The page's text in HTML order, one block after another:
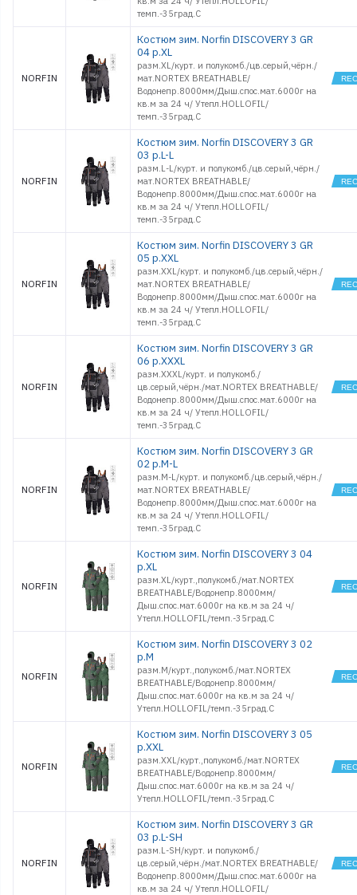
темп.-35град.С
NORFIN
Костюм зим. Norfin DISCOVERY 3 GR
04 р.XL
разм.XL/курт. и полукомб./цв.серый,чёрн./
мат.NORTEX BREATHABLE/
Водонепр.8000мм/Дыш.спос.мат.6000г на
кв.м за 24 ч/ Утепл.HOLLOFIL/
темп.-35град.С
NORFIN
Костюм зим. Norfin DISCOVERY 3 GR
03 р.L-L
разм.L-L/курт. и полукомб./цв.серый,чёрн./
мат.NORTEX BREATHABLE/
Водонепр.8000мм/Дыш.спос.мат.6000г на
кв.м за 24 ч/ Утепл.HOLLOFIL/
темп.-35град.С
NORFIN
Костюм зим. Norfin DISCOVERY 3 GR
05 р.XXL
разм.XXL/курт. и полукомб./цв.серый,чёрн./
мат.NORTEX BREATHABLE/
Водонепр.8000мм/Дыш.спос.мат.6000г на
кв.м за 24 ч/ Утепл.HOLLOFIL/
темп.-35град.С
NORFIN
Костюм зим. Norfin DISCOVERY 3 GR
06 р.XXXL
разм.XXXL/курт. и полукомб./
цв.серый,чёрн./мат.NORTEX BREATHABLE/
Водонепр.8000мм/Дыш.спос.мат.6000г на
кв.м за 24 ч/ Утепл.HOLLOFIL/
темп.-35град.С
NORFIN
Костюм зим. Norfin DISCOVERY 3 GR
02 р.M-L
разм.M-L/курт. и полукомб./цв.серый,чёрн./
мат.NORTEX BREATHABLE/
Водонепр.8000мм/Дыш.спос.мат.6000г на
кв.м за 24 ч/ Утепл.HOLLOFIL/
темп.-35град.С
NORFIN
Костюм зим. Norfin DISCOVERY 3 04
р.XL
разм.XL/курт.,полукомб./мат.NORTEX
BREATHABLE/Водонепр.8000мм/
Дыш.спос.мат.6000г на кв.м за 24 ч/
Утепл.HOLLOFIL/темп.-35град.С
NORFIN
Костюм зим. Norfin DISCOVERY 3 02
р.M
разм.M/курт.,полукомб./мат.NORTEX
BREATHABLE/Водонепр.8000мм/
Дыш.спос.мат.6000г на кв.м за 24 ч/
Утепл.HOLLOFIL/темп.-35град.С
NORFIN
Костюм зим. Norfin DISCOVERY 3 05
р.XXL
разм.XXL/курт.,полукомб./мат.NORTEX
BREATHABLE/Водонепр.8000мм/
Дыш.спос.мат.6000г на кв.м за 24 ч/
Утепл.HOLLOFIL/темп.-35град.С
NORFIN
Костюм зим. Norfin DISCOVERY 3 GR
03 р.L-SH
разм.L-SH/курт. и полукомб./
цв.серый,чёрн./мат.NORTEX BREATHABLE/
Водонепр.8000мм/Дыш.спос.мат.6000г на
кв.м за 24 ч/ Утепл.HOLLOFIL/